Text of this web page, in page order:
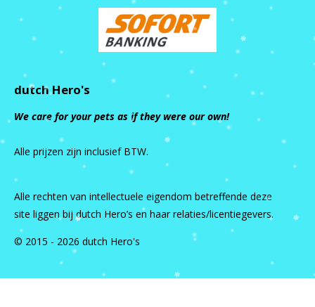
dutch Hero's
We care for your pets as if they were our own!
Alle prijzen zijn inclusief BTW.
Alle rechten van intellectuele eigendom betreffende deze
site liggen bij dutch Hero’s en haar relaties/licentiegevers.
© 2015 - 2026 dutch Hero's